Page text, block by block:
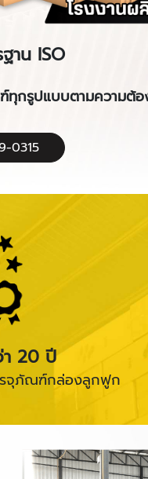
าน ISO
กรูปแบบตามความต้อ
0315
20 ปี
จุภัณฑ์กล่องลูกฟูก